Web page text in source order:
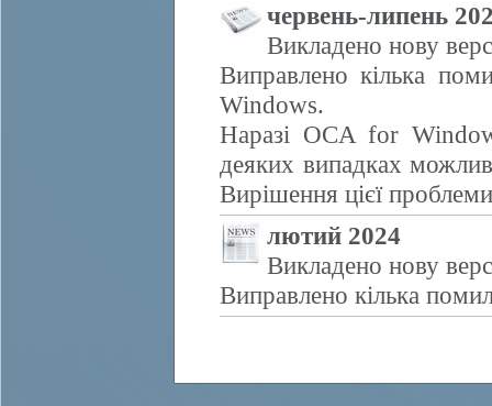
червень-липень
Викладено нову
Виправлено кілька
Windows.
Наразі OCA for
деяких випадках
Вирішення цієї
лютий 2024
Викладено нову
Виправлено кілька